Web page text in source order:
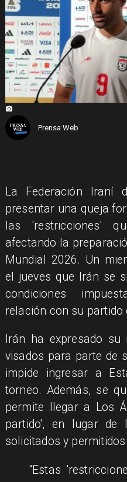
Prensa Web
La Federación Iraní
presentar una queja
las 'restricciones'
afectando la
Mundial 2026. Un
el jueves que Irán se
condiciones
relación con su partido
Irán ha expresado
visados para parte de
impide ingresar a
torneo. Además, se
permite llegar a Los
partido', en lugar de
solicitados y
"Estas